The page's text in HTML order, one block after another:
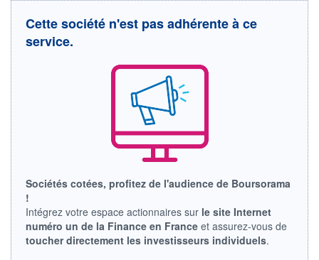
Politique d'exécution
Cotation sur les autres places
17h48 19h53
INDICE DE RÉFÉRENCE
NASDAQ Composite
OUVERTURE
6,4500
CLÔTURE VEILLE
6,6100
+ HAUT + BAS
Cette société n'est pas adhérente à ce
service.
Sociétés cotées, profitez de l'audience de Boursorama
!
Intégrez votre espace actionnaires sur le site Internet
numéro un de la Finance en France et assurez-vous de
toucher directement les investisseurs individuels.